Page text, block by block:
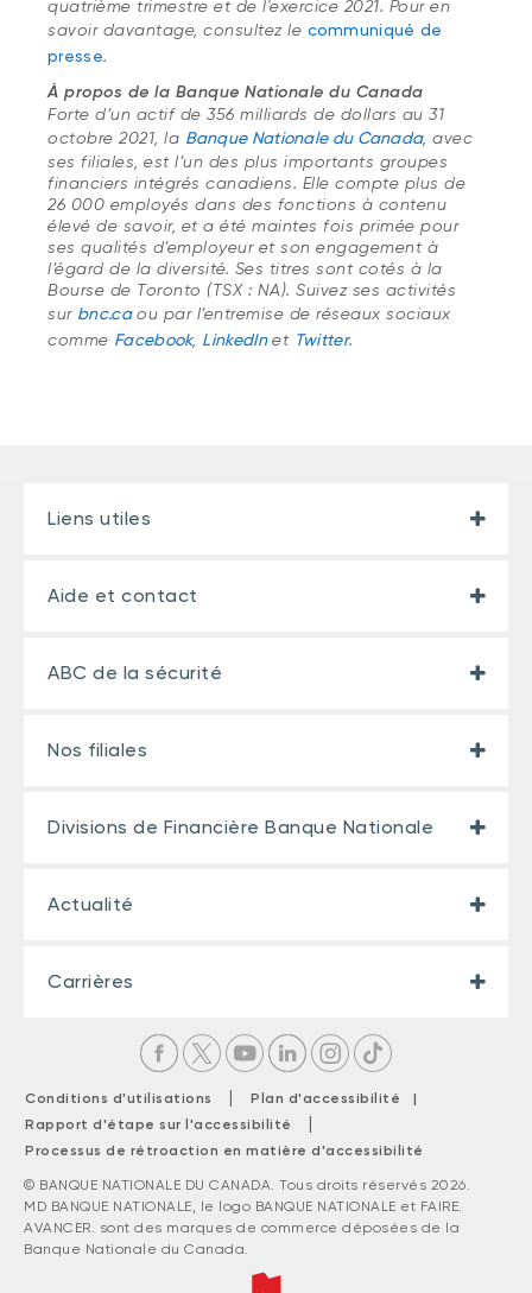
quatrième trimestre et de l'exercice 2021. Pour en
savoir davantage, consultez le communiqué de
presse.
À propos de la Banque Nationale du Canada
Forte d’un actif de 356 milliards de dollars au 31
octobre 2021, la Banque Nationale du Canada, avec
ses filiales, est l’un des plus importants groupes
financiers intégrés canadiens. Elle compte plus de
26 000 employés dans des fonctions à contenu
élevé de savoir, et a été maintes fois primée pour
ses qualités d’employeur et son engagement à
l’égard de la diversité. Ses titres sont cotés à la
Bourse de Toronto (TSX : NA). Suivez ses activités
sur bnc.ca ou par l’entremise de réseaux sociaux
comme Facebook, LinkedIn et Twitter.
Liens utiles
Aide et contact
ABC de la sécurité
Nos filiales
Divisions de Financière Banque Nationale
Actualité
Carrières
Conditions d'utilisations |
Plan d'accessibilité |
Rapport d'étape sur l'accessibilité
|
Processus de rétroaction en matière d'accessibilité
© BANQUE NATIONALE DU CANADA. Tous droits réservés 2026.
MD BANQUE NATIONALE, le logo BANQUE NATIONALE et FAIRE.
AVANCER. sont des marques de commerce déposées de la
Banque Nationale du Canada.